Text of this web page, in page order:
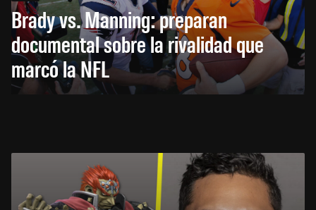
Brady vs. Manning: preparan
documental sobre la rivalidad que
marcó la NFL